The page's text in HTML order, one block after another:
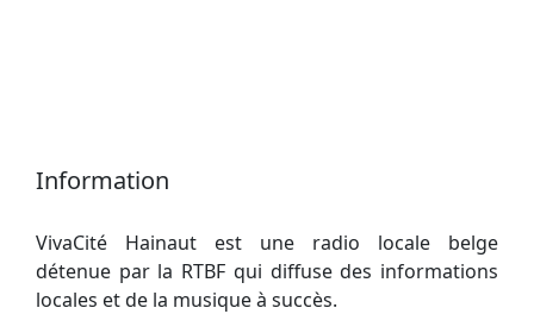
Information
VivaCité Hainaut est une radio locale belge
détenue par la RTBF qui diffuse des informations
locales et de la musique à succès.